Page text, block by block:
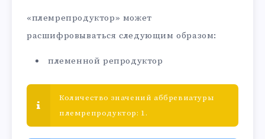
«племрепродуктор» может
расшифровываться следующим образом:
племенной репродуктор
Количество значений аббревиатуры
племрепродуктор: 1.